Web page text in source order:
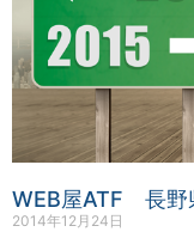
WEB屋ATF 長野
2014年12月24日